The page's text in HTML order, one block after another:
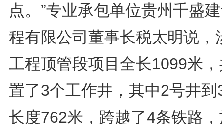
点。”专业承包单位贵州千盛
程有限公司董事长税太明说，
工程顶管段项目全长1099米
置了3个工作井，其中2号井到
长度762米，跨越了4条铁路